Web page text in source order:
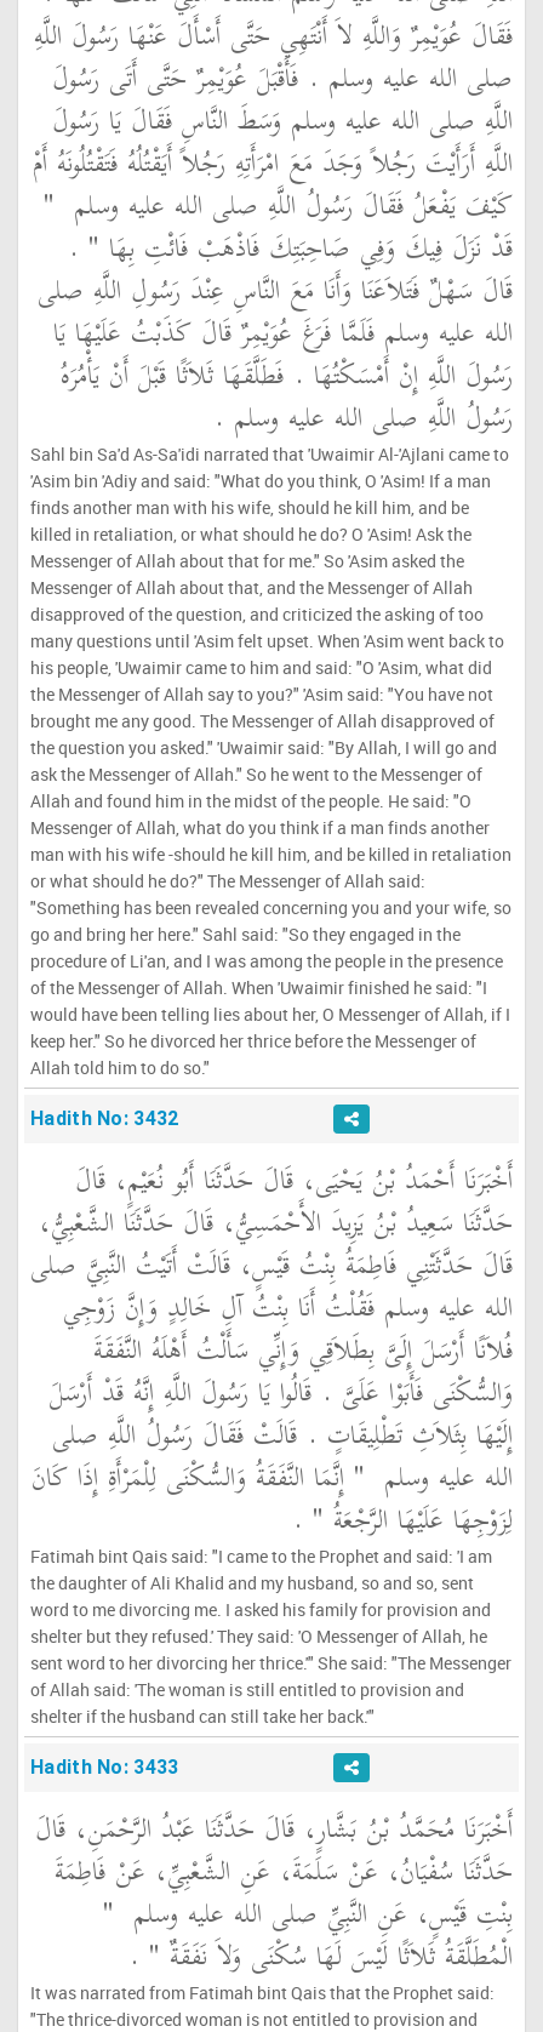
فَقَالَ عُوَيْمِرٌ وَاللَّهِ لاَ أَنْتَهِي حَتَّى أَسْأَلَ عَنْهَا رَسُولَ اللَّهِ
صلى الله عليه وسلم ‏.‏ فَأَقْبَلَ عُوَيْمِرٌ حَتَّى أَتَى رَسُولَ
اللَّهِ صلى الله عليه وسلم وَسَطَ النَّاسِ فَقَالَ يَا رَسُولَ
اللَّهِ أَرَأَيْتَ رَجُلاً وَجَدَ مَعَ امْرَأَتِهِ رَجُلاً أَيَقْتُلُهُ فَتَقْتُلُونَهُ أَمْ
كَيْفَ يَفْعَلُ فَقَالَ رَسُولُ اللَّهِ صلى الله عليه وسلم ‏ "‏
قَدْ نَزَلَ فِيكَ وَفِي صَاحِبَتِكَ فَاذْهَبْ فَائْتِ بِهَا ‏" ‏ ‏.‏
قَالَ سَهْلٌ فَتَلاَعَنَا وَأَنَا مَعَ النَّاسِ عِنْدَ رَسُولِ اللَّهِ صلى
الله عليه وسلم فَلَمَّا فَرَغَ عُوَيْمِرٌ قَالَ كَذَبْتُ عَلَيْهَا يَا
رَسُولَ اللَّهِ إِنْ أَمْسَكْتُهَا ‏.‏ فَطَلَّقَهَا ثَلاَثًا قَبْلَ أَنْ يَأْمُرَهُ
رَسُولُ اللَّهِ صلى الله عليه وسلم ‏.‏
Sahl bin Sa'd As-Sa'idi narrated that 'Uwaimir Al-'Ajlani came to
'Asim bin 'Adiy and said: "What do you think, O 'Asim! If a man
finds another man with his wife, should he kill him, and be
killed in retaliation, or what should he do? O 'Asim! Ask the
Messenger of Allah about that for me." So 'Asim asked the
Messenger of Allah about that, and the Messenger of Allah
disapproved of the question, and criticized the asking of too
many questions until 'Asim felt upset. When 'Asim went back to
his people, 'Uwaimir came to him and said: "O 'Asim, what did
the Messenger of Allah say to you?" 'Asim said: "You have not
brought me any good. The Messenger of Allah disapproved of
the question you asked." 'Uwaimir said: "By Allah, I will go and
ask the Messenger of Allah." So he went to the Messenger of
Allah and found him in the midst of the people. He said: "O
Messenger of Allah, what do you think if a man finds another
man with his wife -should he kill him, and be killed in retaliation
or what should he do?" The Messenger of Allah said:
"Something has been revealed concerning you and your wife, so
go and bring her here." Sahl said: "So they engaged in the
procedure of Li'an, and I was among the people in the presence
of the Messenger of Allah. When 'Uwaimir finished he said: "I
would have been telling lies about her, O Messenger of Allah, if I
keep her." So he divorced her thrice before the Messenger of
Allah told him to do so."
Hadith No: 3432
أَخْبَرَنَا أَحْمَدُ بْنُ يَحْيَى، قَالَ حَدَّثَنَا أَبُو نُعَيْمٍ، قَالَ
حَدَّثَنَا سَعِيدُ بْنُ يَزِيدَ الأَحْمَسِيُّ، قَالَ حَدَّثَنَا الشَّعْبِيُّ،
قَالَ حَدَّثَتْنِي فَاطِمَةُ بِنْتُ قَيْسٍ، قَالَتْ أَتَيْتُ النَّبِيَّ صلى
الله عليه وسلم فَقُلْتُ أَنَا بِنْتُ آلِ خَالِدٍ وَإِنَّ زَوْجِي
فُلاَنًا أَرْسَلَ إِلَىَّ بِطَلاَقِي وَإِنِّي سَأَلْتُ أَهْلَهُ النَّفَقَةَ
وَالسُّكْنَى فَأَبَوْا عَلَىَّ ‏.‏ قَالُوا يَا رَسُولَ اللَّهِ إِنَّهُ قَدْ أَرْسَلَ
إِلَيْهَا بِثَلاَثِ تَطْلِيقَاتٍ ‏.‏ قَالَتْ فَقَالَ رَسُولُ اللَّهِ صلى
الله عليه وسلم ‏ "‏ إِنَّمَا النَّفَقَةُ وَالسُّكْنَى لِلْمَرْأَةِ إِذَا كَانَ
لِزَوْجِهَا عَلَيْهَا الرَّجْعَةُ ‏" ‏ ‏.‏
Fatimah bint Qais said: "I came to the Prophet and said: 'I am
the daughter of Ali Khalid and my husband, so and so, sent
word to me divorcing me. I asked his family for provision and
shelter but they refused.' They said: 'O Messenger of Allah, he
sent word to her divorcing her thrice.'" She said: "The Messenger
of Allah said: 'The woman is still entitled to provision and
shelter if the husband can still take her back.'"
Hadith No: 3433
أَخْبَرَنَا مُحَمَّدُ بْنُ بَشَّارٍ، قَالَ حَدَّثَنَا عَبْدُ الرَّحْمَنِ، قَالَ
حَدَّثَنَا سُفْيَانُ، عَنْ سَلَمَةَ، عَنِ الشَّعْبِيِّ، عَنْ فَاطِمَةَ
بِنْتِ قَيْسٍ، عَنِ النَّبِيِّ صلى الله عليه وسلم ‏ "‏
الْمُطَلَّقَةُ ثَلاَثًا لَيْسَ لَهَا سُكْنَى وَلاَ نَفَقَةٌ ‏" ‏ ‏.‏
It was narrated from Fatimah bint Qais that the Prophet said:
"The thrice-divorced woman is not entitled to provision and